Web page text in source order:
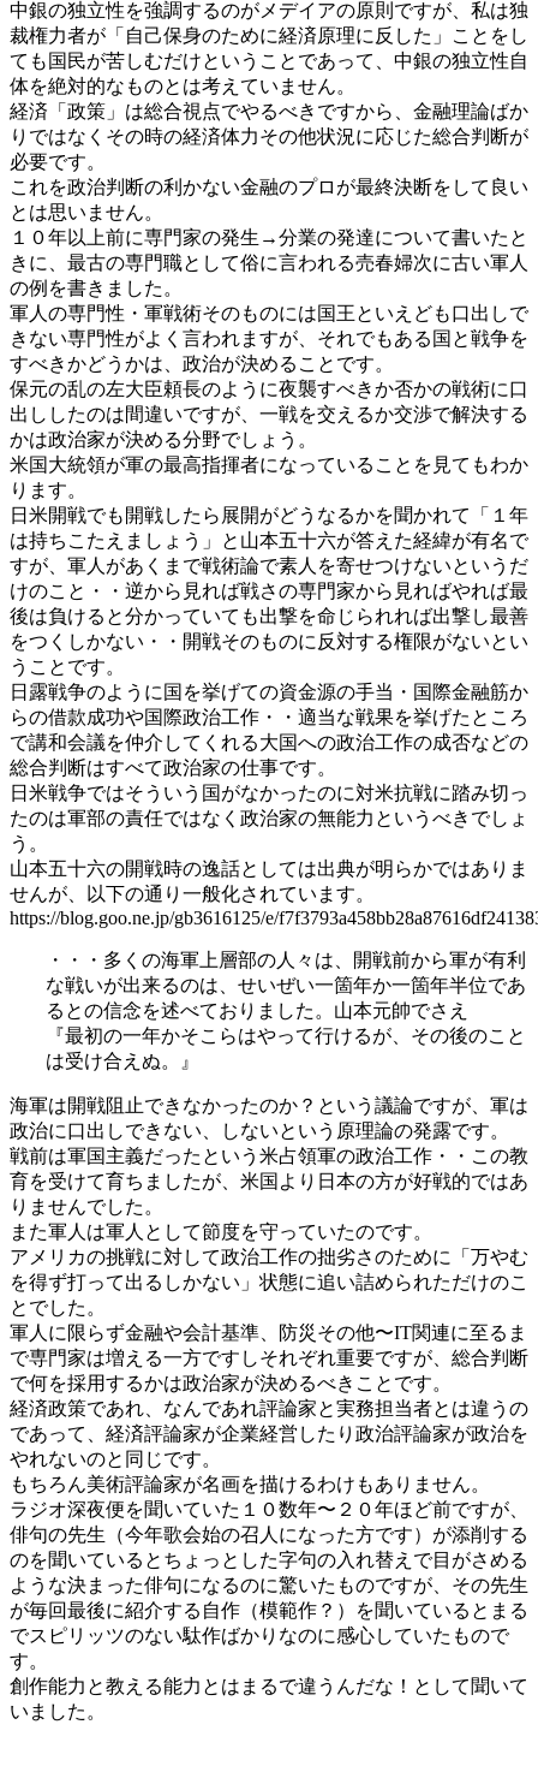
中銀の独立性を強調するのがメデイアの原則ですが、私は独
裁権力者が「自己保身のために経済原理に反した」ことをし
ても国民が苦しむだけということであって、中銀の独立性自
体を絶対的なものとは考えていません。
経済「政策」は総合視点でやるべきですから、金融理論ばか
りではなくその時の経済体力その他状況に応じた総合判断が
必要です。
これを政治判断の利かない金融のプロが最終決断をして良い
とは思いません。
１０年以上前に専門家の発生→分業の発達について書いたと
きに、最古の専門職として俗に言われる売春婦次に古い軍人
の例を書きました。
軍人の専門性・軍戦術そのものには国王といえども口出しで
きない専門性がよく言われますが、それでもある国と戦争を
すべきかどうかは、政治が決めることです。
保元の乱の左大臣頼長のように夜襲すべきか否かの戦術に口
出ししたのは間違いですが、一戦を交えるか交渉で解決する
かは政治家が決める分野でしょう。
米国大統領が軍の最高指揮者になっていることを見てもわか
ります。
日米開戦でも開戦したら展開がどうなるかを聞かれて「１年
は持ちこたえましょう」と山本五十六が答えた経緯が有名で
すが、軍人があくまで戦術論で素人を寄せつけないというだ
けのこと・・逆から見れば戦さの専門家から見ればやれば最
後は負けると分かっていても出撃を命じられれば出撃し最善
をつくしかない・・開戦そのものに反対する権限がないとい
うことです。
日露戦争のように国を挙げての資金源の手当・国際金融筋か
らの借款成功や国際政治工作・・適当な戦果を挙げたところ
で講和会議を仲介してくれる大国への政治工作の成否などの
総合判断はすべて政治家の仕事です。
日米戦争ではそういう国がなかったのに対米抗戦に踏み切っ
たのは軍部の責任ではなく政治家の無能力というべきでしょ
う。
山本五十六の開戦時の逸話としては出典が明らかではありま
せんが、以下の通り一般化されています。
https://blog.goo.ne.jp/gb3616125/e/
・・・多くの海軍上層部の人々は、開戦前から軍が有利
な戦いが出来るのは、せいぜい一箇年か一箇年半位であ
るとの信念を述べておりました。山本元帥でさえ
『最初の一年かそこらはやって行けるが、その後のこと
は受け合えぬ。』
海軍は開戦阻止できなかったのか？という議論ですが、軍は
政治に口出しできない、しないという原理論の発露です。
戦前は軍国主義だったという米占領軍の政治工作・・この教
育を受けて育ちましたが、米国より日本の方が好戦的ではあ
りませんでした。
また軍人は軍人として節度を守っていたのです。
アメリカの挑戦に対して政治工作の拙劣さのために「万やむ
を得ず打って出るしかない」状態に追い詰められただけのこ
とでした。
軍人に限らず金融や会計基準、防災その他〜IT関連に至るま
で専門家は増える一方ですしそれぞれ重要ですが、総合判断
で何を採用するかは政治家が決めるべきことです。
経済政策であれ、なんであれ評論家と実務担当者とは違うの
であって、経済評論家が企業経営したり政治評論家が政治を
やれないのと同じです。
もちろん美術評論家が名画を描けるわけもありません。
ラジオ深夜便を聞いていた１０数年〜２０年ほど前ですが、
俳句の先生（今年歌会始の召人になった方です）が添削する
のを聞いているとちょっとした字句の入れ替えで目がさめる
ような決まった俳句になるのに驚いたものですが、その先生
が毎回最後に紹介する自作（模範作？）を聞いているとまる
でスピリッツのない駄作ばかりなのに感心していたもので
す。
創作能力と教える能力とはまるで違うんだな！として聞いて
いました。